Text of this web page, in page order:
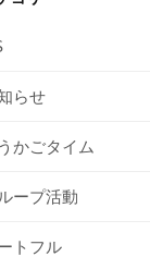
らせ
かごタイム
ープ活動
トフル